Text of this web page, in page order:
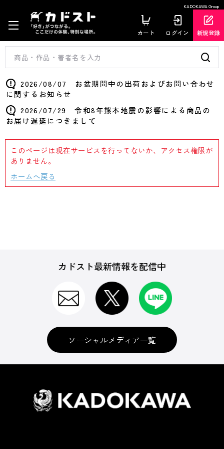
KADOKAWA Group
カート ログイン 新規登録
2026/08/07 お盆期間中の出荷およびお問い合わせ
に関するお知らせ
2026/07/29 令和8年熊本地震の影響による商品の
お届け遅延につきまして
このページは現在サービスを行ってないか、アクセス権限が
ありません。
ホームへ戻る
カドスト最新情報を配信中
ソーシャルメディア一覧